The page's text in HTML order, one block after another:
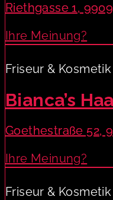
Riethgasse 1,
Ihre Meinung?
Friseur & Kosmetik
Bianca’s
Goethestraße 52,
Ihre Meinung?
Friseur & Kosmetik